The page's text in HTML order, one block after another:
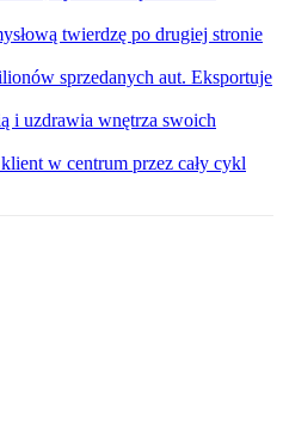
twierdzę po drugiej stronie
sprzedanych aut. Eksportuje
i uzdrawia wnętrza swoich
w centrum przez cały cykl